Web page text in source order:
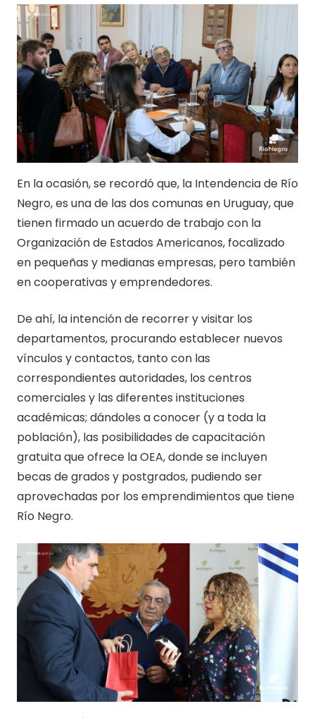
En la ocasión, se recordó que, la Intendencia de Río
Negro, es una de las dos comunas en Uruguay, que
tienen firmado un acuerdo de trabajo con la
Organización de Estados Americanos, focalizado
en pequeñas y medianas empresas, pero también
en cooperativas y emprendedores.
De ahí, la intención de recorrer y visitar los
departamentos, procurando establecer nuevos
vínculos y contactos, tanto con las
correspondientes autoridades, los centros
comerciales y las diferentes instituciones
académicas; dándoles a conocer (y a toda la
población), las posibilidades de capacitación
gratuita que ofrece la OEA, donde se incluyen
becas de grados y postgrados, pudiendo ser
aprovechadas por los emprendimientos que tiene
Río Negro.